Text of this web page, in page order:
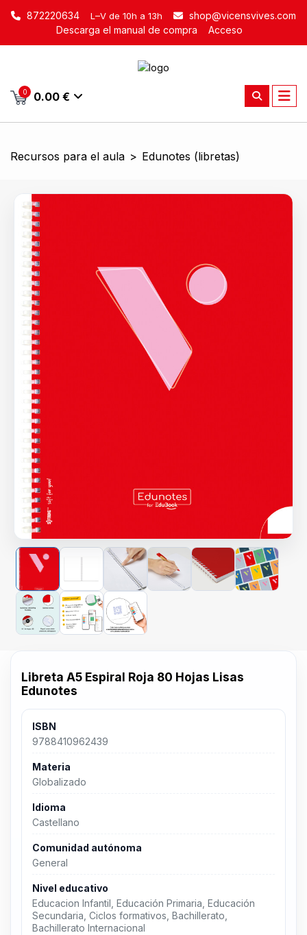
872220634 L–V de 10h a 13h
shop@vicensvives.com
Descarga el manual de compra
Acceso
0 0.00 €
Recursos para el aula > Edunotes (libretas)
Libreta A5 Espiral Roja 80 Hojas Lisas
Edunotes
ISBN
9788410962439
Materia
Globalizado
Idioma
Castellano
Comunidad autónoma
General
Nivel educativo
Educacion Infantil, Educación Primaria, Educación
Secundaria, Ciclos formativos, Bachillerato,
Bachillerato Internacional